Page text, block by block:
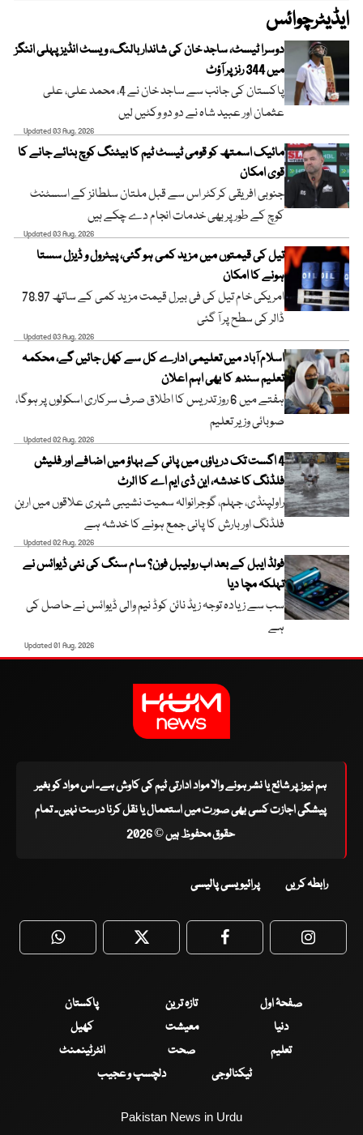
ایڈیٹرچوائس
دوسرا ٹیسٹ، ساجد خان کی شاندار بالنگ، ویسٹ انڈیز پہلی اننگز
میں 344 رنز پر آؤٹ
پاکستان کی جانب سے ساجد خان نے 4، محمد علی، علی
عثمان اور عبید شاہ نے دو دو وکٹیں لیں
Updated 03 Aug, 2026
مائیک اسمتھ کو قومی ٹیسٹ ٹیم کا بیٹنگ کوچ بنائے جانے کا
قوی امکان
جنوبی افریقی کرکٹر اس سے قبل ملتان سلطانز کے اسسٹنٹ
کوچ کے طور پر بھی خدمات انجام دے چکے ہیں
Updated 03 Aug, 2026
تیل کی قیمتوں میں مزید کمی ہو گئی، پیٹرول و ڈیزل سستا
ہونے کا امکان
امریکی خام تیل کی فی بیرل قیمت مزید کمی کے ساتھ 78.97
ڈالر کی سطح پر آ گئی
Updated 03 Aug, 2026
اسلام آباد میں تعلیمی ادارے کل سے کھل جائیں گے، محکمہ
تعلیم سندھ کا بھی اہم اعلان
ہفتے میں 6 روز تدریس کا اطلاق صرف سرکاری اسکولوں پر ہوگا،
صوبائی وزیر تعلیم
Updated 02 Aug, 2026
4 اگست تک دریاؤں میں پانی کے بہاؤ میں اضافے اور فلیش
فلڈنگ کا خدشہ، این ڈی ایم اے کا الرٹ
راولپنڈی، جہلم، گوجرانوالہ سمیت نشیبی شہری علاقوں میں اربن
فلڈنگ اور بارش کا پانی جمع ہونے کا خدشہ ہے
Updated 02 Aug, 2026
فولڈ ایبل کے بعد اب رولیبل فون؟ سام سنگ کی نئی ڈیوائس نے
تہلکہ مچا دیا
سب سے زیادہ توجہ زیڈ نائن کوڈ نیم والی ڈیوائس نے حاصل کی
ہے
Updated 01 Aug, 2026
ہم نیوز پر شائع یا نشر ہونے والا مواد ادارتی ٹیم کی کاوش ہے۔ اس مواد کو بغیر
پیشگی اجازت کسی بھی صورت میں استعمال یا نقل کرنا درست نہیں۔ تمام
حقوق محفوظ ہیں © 2026
رابطہ کریں پرائیویسی پالیسی
WhatsApp Twitter Facebook
صفحۂ اول تازہ ترین
پاکستان
دنیا
معیشت
کھیل
تعلیم
صحت
انٹرٹینمنٹ
ٹیکنالوجی
دلچسپ و عجیب
Pakistan News in Urdu